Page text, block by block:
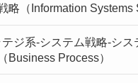
略（Information Systems
ジ系-システム戦略-シス
Business Process）